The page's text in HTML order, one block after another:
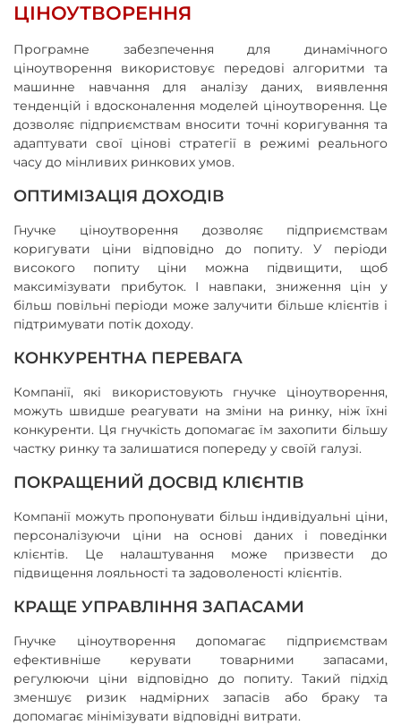
ЦІНОУТВОРЕННЯ
Програмне забезпечення для динамічного
ціноутворення використовує передові алгоритми та
машинне навчання для аналізу даних, виявлення
тенденцій і вдосконалення моделей ціноутворення. Це
дозволяє підприємствам вносити точні коригування та
адаптувати свої цінові стратегії в режимі реального
часу до мінливих ринкових умов.
ОПТИМІЗАЦІЯ ДОХОДІВ
Гнучке ціноутворення дозволяє підприємствам
коригувати ціни відповідно до попиту. У періоди
високого попиту ціни можна підвищити, щоб
максимізувати прибуток. І навпаки, зниження цін у
більш повільні періоди може залучити більше клієнтів і
підтримувати потік доходу.
КОНКУРЕНТНА ПЕРЕВАГА
Компанії, які використовують гнучке ціноутворення,
можуть швидше реагувати на зміни на ринку, ніж їхні
конкуренти. Ця гнучкість допомагає їм захопити більшу
частку ринку та залишатися попереду у своїй галузі.
ПОКРАЩЕНИЙ ДОСВІД КЛІЄНТІВ
Компанії можуть пропонувати більш індивідуальні ціни,
персоналізуючи ціни на основі даних і поведінки
клієнтів. Це налаштування може призвести до
підвищення лояльності та задоволеності клієнтів.
КРАЩЕ УПРАВЛІННЯ ЗАПАСАМИ
Гнучке ціноутворення допомагає підприємствам
ефективніше керувати товарними запасами,
регулюючи ціни відповідно до попиту. Такий підхід
зменшує ризик надмірних запасів або браку та
допомагає мінімізувати відповідні витрати.